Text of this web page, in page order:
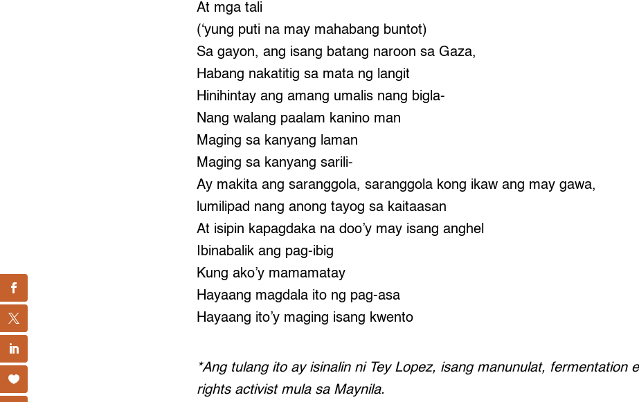
At mga tali
(‘yung puti na may mahabang buntot)
Sa gayon, ang isang batang naroon sa Gaza,
Habang nakatitig sa mata ng langit
Hinihintay ang amang umalis nang bigla-
Nang walang paalam kanino man
Maging sa kanyang laman
Maging sa kanyang sarili-
Ay makita ang saranggola, saranggola kong ikaw ang may gawa,
lumilipad nang anong tayog sa kaitaasan
At isipin kapagdaka na doo’y may isang anghel
Ibinabalik ang pag-ibig
Kung ako’y mamamatay
Hayaang magdala ito ng pag-asa
Hayaang ito’y maging isang kwento
*Ang tulang ito ay isinalin ni Tey Lopez, isang manunulat, fermentation
rights activist mula sa Maynila.